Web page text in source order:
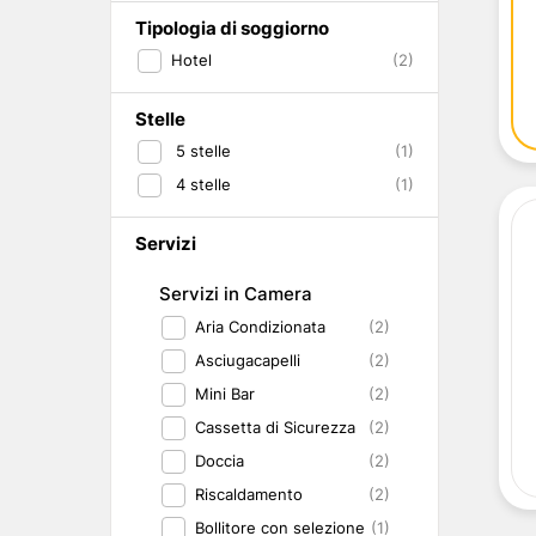
Abruzzo
Emilia Romagna
Valle d'Aosta
Trentino-Alto Adige
Friuli-Venezia Giulia
Marche
Malta
Isole del Golfo di Napoli
Lampedusa
Pantelleria
Viaggio con Amici
Pet Friendly
Gourmet &
Benessere e
Tipologia di soggiorno
Hotel (2)
Stelle
5 stelle
(1)
4 stelle (1)
Servizi
Servizi in Camera
Aria Condizionata
(2)
Asciugacapelli
(2)
Mini Bar
(2)
Cassetta di Sicurezza
(2)
Doccia
(2)
Riscaldamento
(2)
Bollitore con selezione (1)